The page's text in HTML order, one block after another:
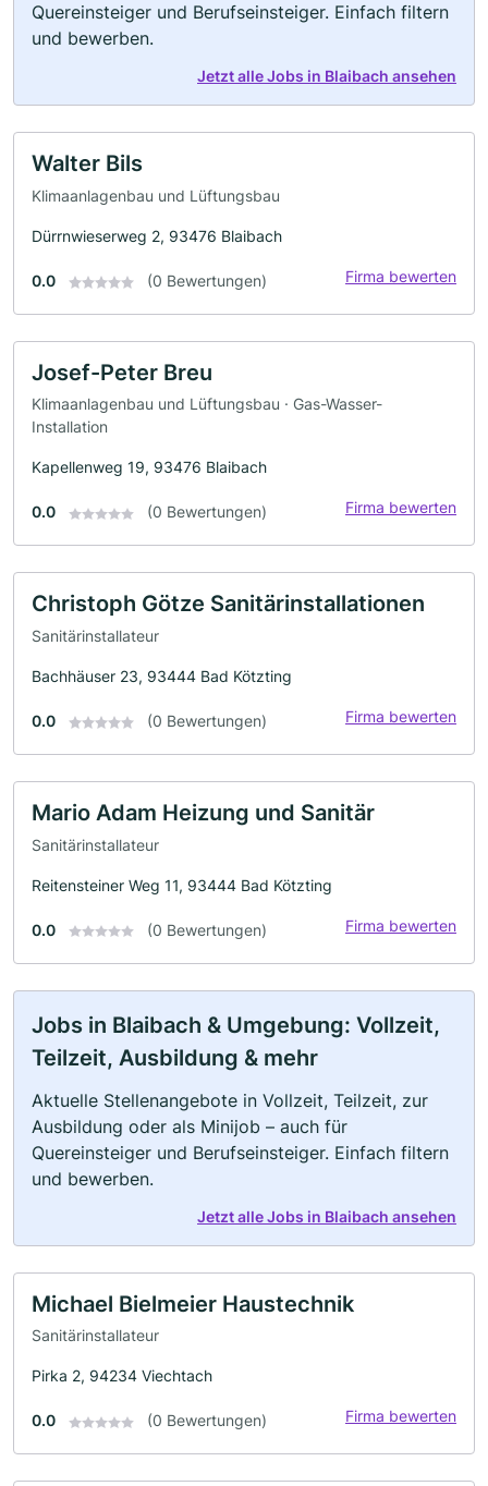
Quereinsteiger und Berufseinsteiger. Einfach filtern
und bewerben.
Jetzt alle Jobs in Blaibach ansehen
Walter Bils
Klimaanlagenbau und Lüftungsbau
Dürrnwieserweg 2, 93476 Blaibach
0.0 (0 Bewertungen) Firma bewerten
Josef-Peter Breu
Klimaanlagenbau und Lüftungsbau · Gas-Wasser-
Installation
Kapellenweg 19, 93476 Blaibach
0.0 (0 Bewertungen) Firma bewerten
Christoph Götze Sanitärinstallationen
Sanitärinstallateur
Bachhäuser 23, 93444 Bad Kötzting
0.0 (0 Bewertungen) Firma bewerten
Mario Adam Heizung und Sanitär
Sanitärinstallateur
Reitensteiner Weg 11, 93444 Bad Kötzting
0.0 (0 Bewertungen) Firma bewerten
Jobs in Blaibach & Umgebung: Vollzeit,
Teilzeit, Ausbildung & mehr
Aktuelle Stellenangebote in Vollzeit, Teilzeit, zur
Ausbildung oder als Minijob – auch für
Quereinsteiger und Berufseinsteiger. Einfach filtern
und bewerben.
Jetzt alle Jobs in Blaibach ansehen
Michael Bielmeier Haustechnik
Sanitärinstallateur
Pirka 2, 94234 Viechtach
0.0 (0 Bewertungen) Firma bewerten